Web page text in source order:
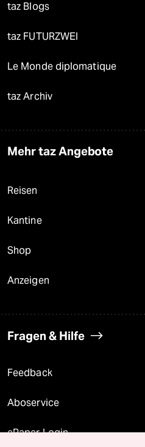
taz Blogs
taz FUTURZWEI
Le Monde diplomatique
taz Archiv
Mehr taz Angebote
Reisen
Kantine
Shop
Anzeigen
Fragen & Hilfe
Feedback
Aboservice
ePaper Login